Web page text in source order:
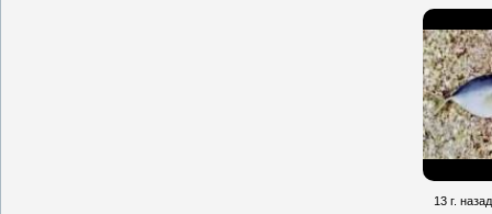
13 г. назад